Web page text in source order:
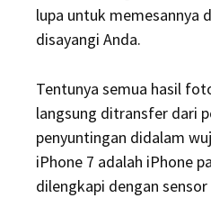
lupa untuk memesannya
disayangi Anda.
Tentunya semua hasil
langsung ditransfer dari
penyuntingan didalam
iPhone 7 adalah iPhone
dilengkapi dengan